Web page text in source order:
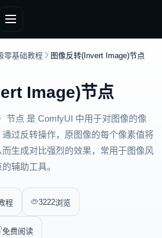
零基础教程
图像反转(Invert Image)节点
Image)节点
节点 是 ComfyUI 中用于对图像的像
过反转操作，原图像的每个像素值将
生成对比强烈的效果，常用于图像风
辅助工具。
程 3222浏览
免费阅读